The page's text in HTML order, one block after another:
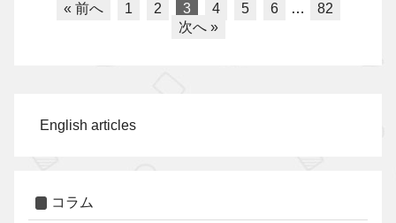
« 前へ 1 2 3 4 5 6 …
82
次へ »
English articles
コラム